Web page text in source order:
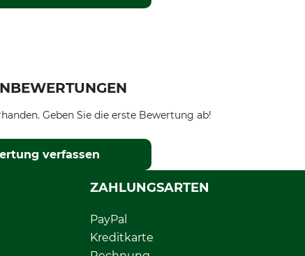
Geben Sie die erste Bewertung ab!
verfassen
ZAHLUNGSARTEN
PayPal
Kreditkarte